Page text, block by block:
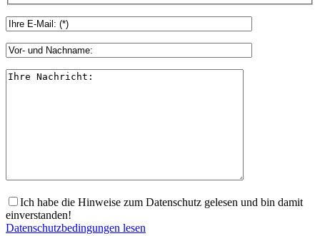
Ich habe die Hinweise zum Datenschutz gelesen und bin damit
einverstanden!
Datenschutzbedingungen lesen